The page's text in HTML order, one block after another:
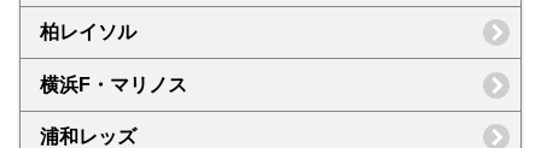
柏レイソル
横浜F・マリノス
浦和レッズ